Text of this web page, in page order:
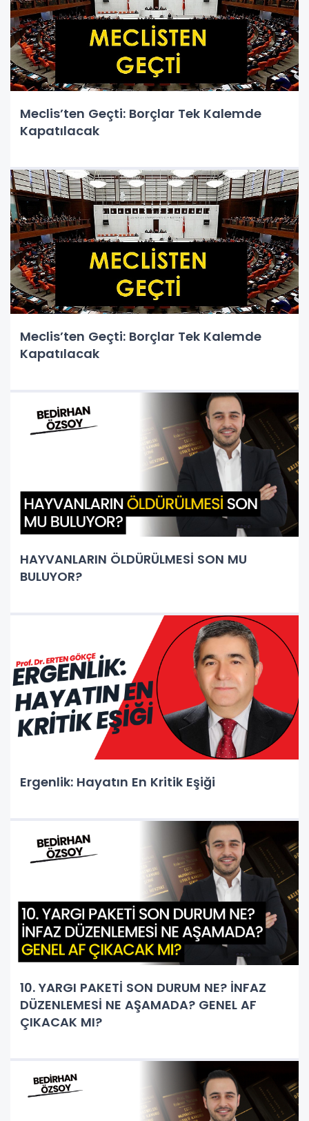
Meclis’ten Geçti: Borçlar Tek Kalemde
Kapatılacak
Meclis’ten Geçti: Borçlar Tek Kalemde
Kapatılacak
HAYVANLARIN ÖLDÜRÜLMESİ SON MU
BULUYOR?
Ergenlik: Hayatın En Kritik Eşiği
10. YARGI PAKETİ SON DURUM NE? İNFAZ
DÜZENLEMESİ NE AŞAMADA? GENEL AF
ÇIKACAK MI?